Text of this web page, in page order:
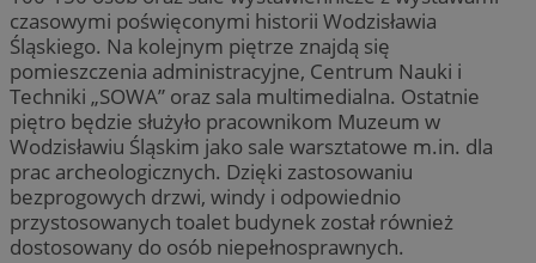
czasowymi poświęconymi historii Wodzisławia
Śląskiego. Na kolejnym piętrze znajdą się
pomieszczenia administracyjne, Centrum Nauki i
Techniki „SOWA” oraz sala multimedialna. Ostatnie
piętro będzie służyło pracownikom Muzeum w
Wodzisławiu Śląskim jako sale warsztatowe m.in. dla
prac archeologicznych. Dzięki zastosowaniu
bezprogowych drzwi, windy i odpowiednio
przystosowanych toalet budynek został również
dostosowany do osób niepełnosprawnych.